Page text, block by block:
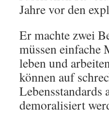
Jahre vor den
Er machte zwei
müssen einfache
leben und
können auf
Lebensstandards
demoralisiert